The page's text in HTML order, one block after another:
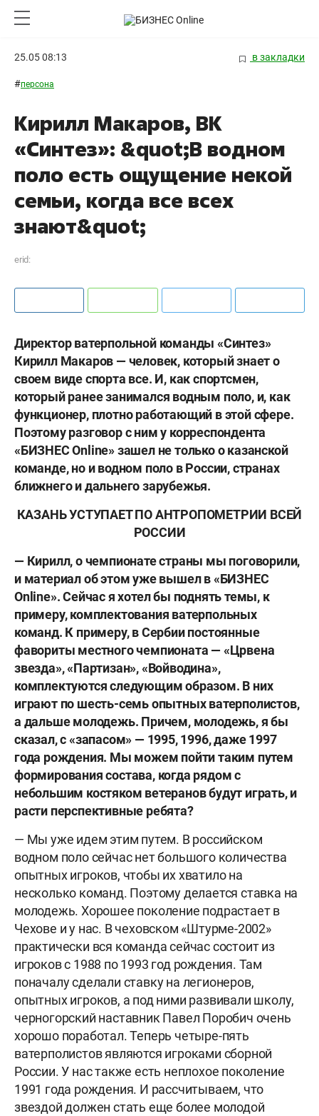
25.05 08:13 в закладки
#персона
Кирилл Макаров, ВК
«Синтез»: &quot;В водном
поло есть ощущение некой
семьи, когда все всех
знают&quot;
erid:
Директор ватерпольной команды «Синтез»
Кирилл Макаров — человек, который знает о
своем виде спорта все. И, как спортсмен,
который ранее занимался водным поло, и, как
функционер, плотно работающий в этой сфере.
Поэтому разговор с ним у корреспондента
«БИЗНЕС Online» зашел не только о казанской
команде, но и водном поло в России, странах
ближнего и дальнего зарубежья.
КАЗАНЬ УСТУПАЕТ ПО АНТРОПОМЕТРИИ ВСЕЙ
РОССИИ
— Кирилл, о чемпионате страны мы поговорили,
и материал об этом уже вышел в «БИЗНЕС
Online». Сейчас я хотел бы поднять темы, к
примеру, комплектования ватерпольных
команд. К примеру, в Сербии постоянные
фавориты местного чемпионата — «Црвена
звезда», «Партизан», «Войводина»,
комплектуются следующим образом. В них
играют по шесть-семь опытных ватерполистов,
а дальше молодежь. Причем, молодежь, я бы
сказал, с «запасом» — 1995, 1996, даже 1997
года рождения. Мы можем пойти таким путем
формирования состава, когда рядом с
небольшим костяком ветеранов будут играть, и
расти перспективные ребята?
— Мы уже идем этим путем. В российском
водном поло сейчас нет большого количества
опытных игроков, чтобы их хватило на
несколько команд. Поэтому делается ставка на
молодежь. Хорошее поколение подрастает в
Чехове и у нас. В чеховском «Штурме-2002»
практически вся команда сейчас состоит из
игроков с 1988 по 1993 год рождения. Там
поначалу сделали ставку на легионеров,
опытных игроков, а под ними развивали школу,
черногорский наставник Павел Поробич очень
хорошо поработал. Теперь четыре-пять
ватерполистов являются игроками сборной
России. У нас также есть неплохое поколение
1991 года рождения. И рассчитываем, что
звездой должен стать еще более молодой